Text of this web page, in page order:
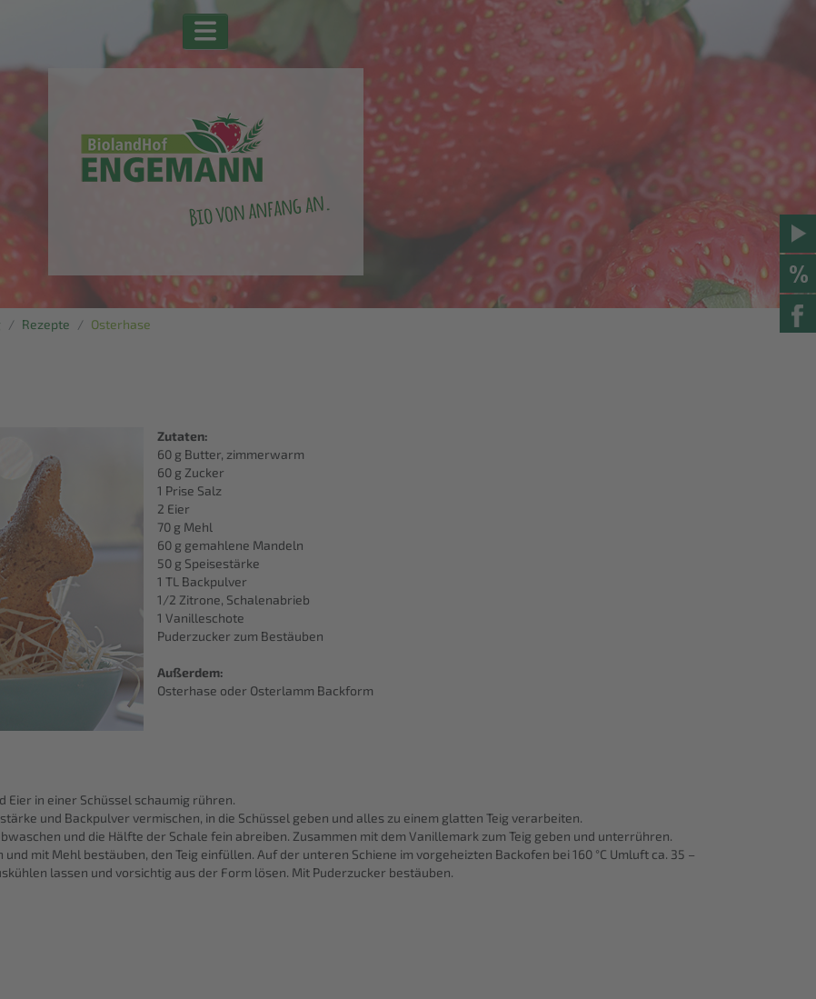
Rezepte Osterhase
Zutaten:
60 g Butter, zimmerwarm
60 g Zucker
1 Prise Salz
2 Eier
70 g Mehl
60 g gemahlene Mandeln
50 g Speisestärke
1 TL Backpulver
1/2 Zitrone, Schalenabrieb
1 Vanilleschote
Puderzucker zum Bestäuben
Außerdem:
Osterhase oder Osterlamm Backform
Eier in einer Schüssel schaumig rühren.
und Backpulver vermischen, in die Schüssel geben und alles zu einem glatten Teig verarbeiten.
und die Hälfte der Schale fein abreiben. Zusammen mit dem Vanillemark zum Teig geben und unterrühren.
mit Mehl bestäuben, den Teig einfüllen. Auf der unteren Schiene im vorgeheizten Backofen bei 160 °C Umluft ca. 35 –
lassen und vorsichtig aus der Form lösen. Mit Puderzucker bestäuben.